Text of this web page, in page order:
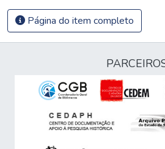
Página do item completo